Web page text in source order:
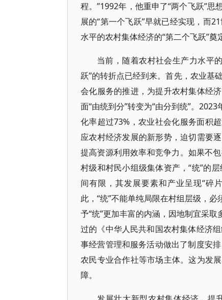
程。”1992年，他重申了“两个飞跃”
展的“第一个飞跃”早就已经实现，而
水平的农村集体经济的“第二个飞跃”奠
当前，随着农村社会生产力水平
跃”的转折点已经到来。首先，农业基
会化服务的推进，为提升农村集体经
面“由统到分”转变为“由分到统”。
化率超过73%，农业社会化服务面积
应农村经济发展的新形势，迫切需要
提高资源利用效率和竞争力。如果不
村级和村民小组级集体资产，“统”的
间有限，其发展要素和产业呈现“碎
此，“统”不能单纯局限在村组层级，
予“统”更加丰富的内涵，因地制宜采
过的《中华人民共和国农村集体经济
事经营管理和服务活动做出了制度安
农民专业合作社等市场主体。这为发
障。